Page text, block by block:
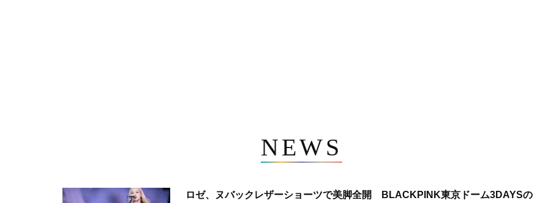
NEWS
ロゼ、ヌバックレザーショーツで美脚全開 BLACKPINK東京ドーム3DAYSの